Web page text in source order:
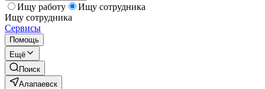
Ищу работу
Ищу сотрудника
Ищу сотрудника
Сервисы
Помощь
Ещё
Поиск
Алапаевск